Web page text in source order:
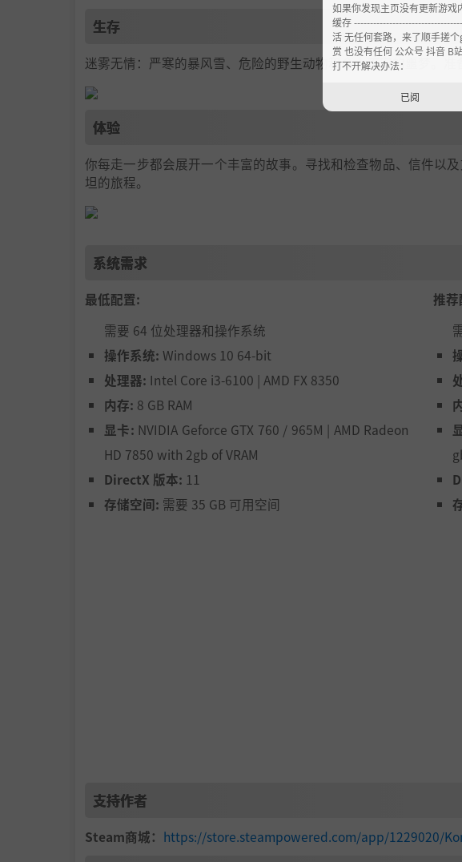
生存
迷雾无情：严寒的暴风雪、危险的野生动物和令人不安的噩梦。准
体验
你每走一步都会展开一个丰富的故事。寻找和检查物品、信件以
坦的旅程。
系统需求
最低配置:
需要 64 位处理器和操作系统
操作系统: Windows 10 64-bit
处理器: Intel Core i3-6100 | AMD FX 8350
内存: 8 GB RAM
显卡: NVIDIA Geforce GTX 760 / 965M | AMD Radeon
HD 7850 with 2gb of VRAM
DirectX 版本: 11
存储空间: 需要 35 GB 可用空间
推荐
支持作者
Steam商城： https://store.steampowered.com/app/1229020/
如果你发现主页没有更新游
缓存
活 无任何套路，来了顺手搓
赏 也没有任何 公众号 抖音 B
打不开解决办法：
已阅